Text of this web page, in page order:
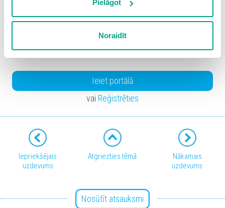
izmantošanai nav nepieciešams iegūt lietotāja piekrišanu.
Spiežot uz pogas “Apstiprināt izvēlētās”, Jūs varat mainīt
sīkdatņu politikuun ir iespēja atsaukt savu
piekrišanu sadaļā “Sīkdatņu iestatījumi”.
Pielāgot
Noraidīt
Ieiet portālā
vai Reģistrēties
Iepriekšējais
uzdevums
Atgriezties tēmā
Nākamais
uzdevums
Nosūtīt atsauksmi